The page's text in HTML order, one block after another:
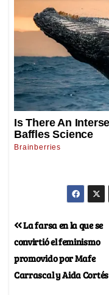
La farsa en la que se
convirtió el feminismo
promovido por Mafe
Carrascal y Aida Cortés